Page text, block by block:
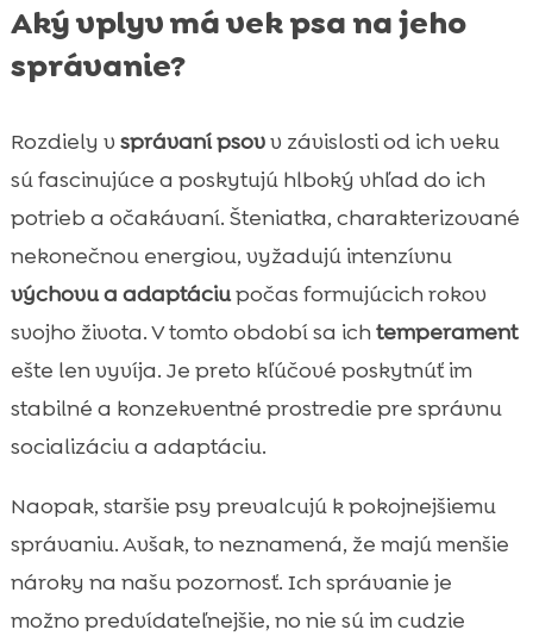
Aký vplyv má vek psa na jeho
správanie?
Rozdiely v správaní psovv závislosti od ich veku
sú fascinujúce a poskytujú hlboký vhľad do ich
potrieb a očakávaní. Šteniatka, charakterizované
nekonečnou energiou, vyžadujú intenzívnu
výchovu a adaptáciupočas formujúcich rokov
svojho života. V tomto období sa ichtemperament
ešte len vyvíja. Je preto kľúčové poskytnúť im
stabilné a konzekventné prostredie pre správnu
socializáciu a adaptáciu.
Naopak, staršie psy prevalcujú k pokojnejšiemu
správaniu. Avšak, to neznamená, že majú menšie
nároky na našu pozornosť. Ich správanie je
možno predvídateľnejšie, no nie sú im cudzie